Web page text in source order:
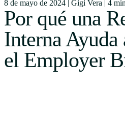
Uruguay
USA
8 de mayo de 2024 | Gigi Vera | 4
Por qué una
Interna Ayuda
el Employer